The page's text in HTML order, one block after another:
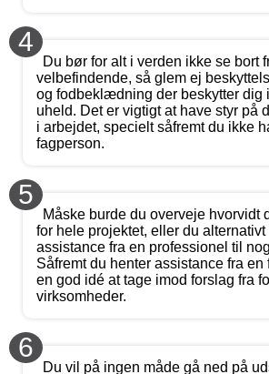
4
Du bør for alt i verden ikke se bort
velbefindende, så glem ej
og fodbeklædning der beskytter dig
uheld. Det er vigtigt at have styr på
i arbejdet, specielt såfremt du ikke
fagperson.
5
Måske burde du overveje hvorvidt
for hele projektet, eller du
assistance fra en professionel til
Såfremt du henter assistance fra en
en god idé at tage imod forslag fra
virksomheder.
6
Du vil på ingen måde gå ned på